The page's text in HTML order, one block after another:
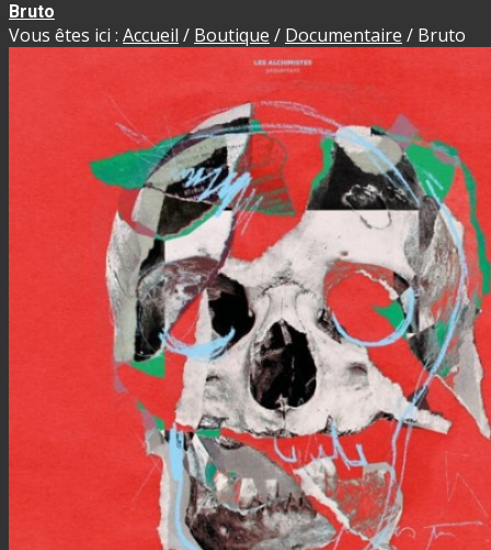
Bruto
Vous êtes ici : Accueil / Boutique / Documentaire / Bruto